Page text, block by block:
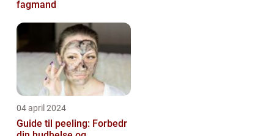
fagmand
04 april 2024
Guide til peeling: Forbedr